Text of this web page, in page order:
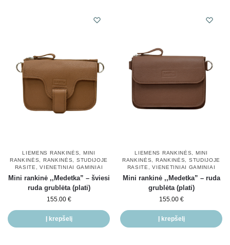
LIEMENS RANKINĖS, MINI
RANKINĖS, RANKINĖS, STUDIJOJE
RASITE,VIENETINIAI GAMINIAI
Mini rankinė ,,Medetka” – šviesi
ruda grublėta (plati)
155.00 €
Į krepšelį
LIEMENS RANKINĖS, MINI
RANKINĖS, RANKINĖS, STUDIJOJE
RASITE,VIENETINIAI GAMINIAI
Mini rankinė ,,Medetka” – ruda
grublėta (plati)
155.00 €
Į krepšelį